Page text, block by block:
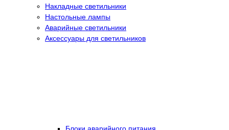
Накладные светильники
Настольные лампы
Аварийные светильники
Аксессуары для светильников
Блоки аварийного питания